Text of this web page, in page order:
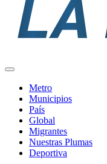
Metro
Municipios
País
Global
Migrantes
Nuestras Plumas
Deportiva